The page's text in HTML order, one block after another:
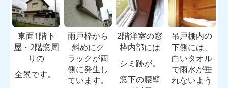
東面1階下
屋・2階窓周
りの
全景です。
雨戸枠から
斜めにク
ラックが両
側に発生し
ています。
2階洋室の窓
枠内部には
シミ跡が。
窓下の腰壁
吊戸棚内の
下側には、
白いタオル
で雨水が垂
れないよう